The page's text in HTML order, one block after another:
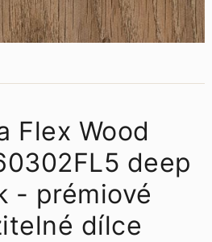
Flex Wood
deep
- prémiové
dílce